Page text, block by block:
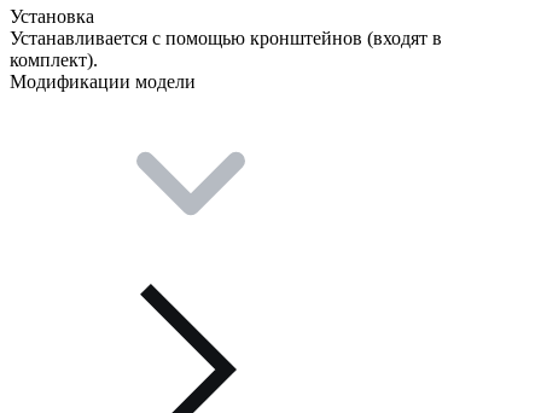
Установка
Устанавливается с помощью кронштейнов (входят в
комплект).
Модификации модели